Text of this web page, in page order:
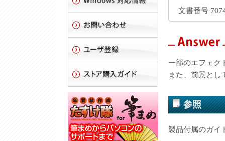
文書番号
一部のエフェク
また、前景とし
参照
製品付属のガイ